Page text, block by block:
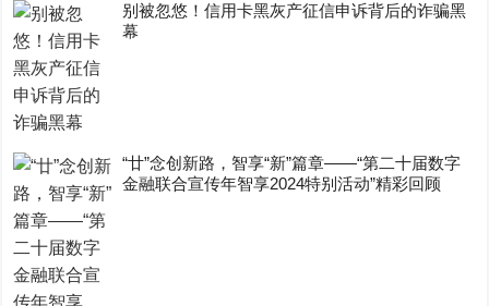
别被忽悠！信用卡黑灰产征信申诉背后的诈骗黑
幕
“廿”念创新路，智享“新”篇章——“第二十届数字
金融联合宣传年智享2024特别活动”精彩回顾